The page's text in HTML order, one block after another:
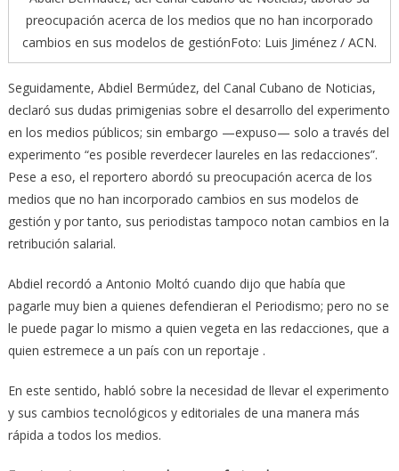
preocupación acerca de los medios que no han incorporado
cambios en sus modelos de gestiónFoto: Luis Jiménez / ACN.
Seguidamente, Abdiel Bermúdez, del Canal Cubano de Noticias,
declaró sus dudas primigenias sobre el desarrollo del experimento
en los medios públicos; sin embargo —expuso— solo a través del
experimento “es posible reverdecer laureles en las redacciones”.
Pese a eso, el reportero abordó su preocupación acerca de los
medios que no han incorporado cambios en sus modelos de
gestión y por tanto, sus periodistas tampoco notan cambios en la
retribución salarial.
Abdiel recordó a Antonio Moltó cuando dijo que había que
pagarle muy bien a quienes defendieran el Periodismo; pero no se
le puede pagar lo mismo a quien vegeta en las redacciones, que a
quien estremece a un país con un reportaje .
En este sentido, habló sobre la necesidad de llevar el experimento
y sus cambios tecnológicos y editoriales de una manera más
rápida a todos los medios.